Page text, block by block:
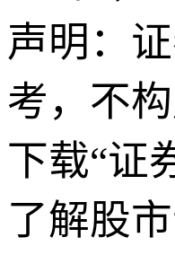
声明：
考，不
下载“证
了解股